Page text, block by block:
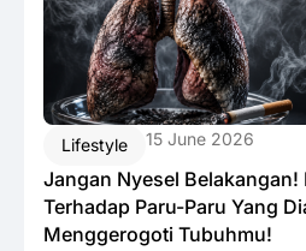
Lifestyle 15 June 2026
Jangan Nyesel Belakangan!
Terhadap Paru-Paru Yang
Menggerogoti Tubuhmu!